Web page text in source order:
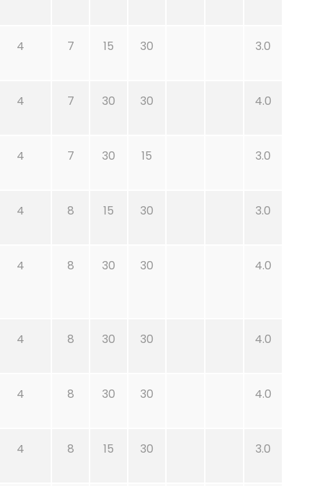
4 7 15 30 3.0
4 7 30 30 4.0
4 7 30 15 3.0
4 8 15 30 3.0
4 8 30 30 4.0
4 8 30 30 4.0
4 8 30 30 4.0
4 8 15 30 3.0